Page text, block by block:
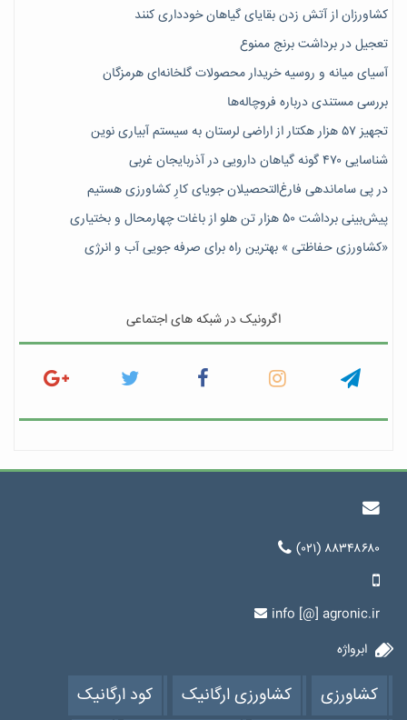
کشاورزان از آتش زدن بقایای گیاهان خودداری کنند
تعجیل در برداشت برنج ممنوع
آسیای میانه و روسیه خریدار محصولات گلخانه‌ای هرمزگان
بررسی مستندی درباره فروچاله‌ها
تجهیز ۵۷ هزار هکتار از اراضی لرستان به سیستم آبیاری نوین
شناسایی ۴۷٠ گونه گیاهان دارویی در آذربایجان غربی
در پی ساماندهی فارغ‌التحصیلان جویای کارِ کشاورزی هستیم
پیش‎‌بینی برداشت ۵۰ هزار تن هلو از باغات چهارمحال و بختیاری
«کشاورزی حفاظتی » بهترین راه برای صرفه جویی آب و انرژی
اگرونیک در شبکه های اجتماعی
(۰۲۱) ۸۸۳۴۸۶۸۰
info [@] agronic.ir
ابرواژه
کشاورزی کشاورزی ارگانیک کود ارگانیک